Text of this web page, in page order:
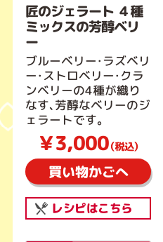
匠のジェラート ４種
ミックスの芳醇ベリ
ー
ブルーベリー・ラズベリ
ー・ストロベリー・クラ
ンベリーの4種が織り
なす、芳醇なベリーのジ
ェラートです。
￥3,000（税込）
買い物かごへ
レシピはこちら